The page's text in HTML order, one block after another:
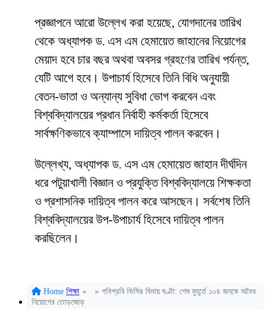
প্রজ্ঞাপনে আরো উল্লেখ করা হয়েছে, যোগদানের তারিখ
থেকে অধ্যাপক ড. এস এম হেমায়েত জাহানের নিয়োগের
মেয়াদ হবে চার বছর অথবা অবসর গ্রহণের তারিখ পর্যন্ত,
যেটি আগে হবে। উপাচার্য হিসেবে তিনি বিধি অনুযায়ী
বেতন-ভাতা ও অন্যান্য সুবিধা ভোগ করবেন এবং
বিশ্ববিদ্যালয়ের প্রধান নির্বাহী কর্মকর্তা হিসেবে
সার্বক্ষণিকভাবে ক্যাম্পাসে দায়িত্ব পালন করবেন।
উল্লেখ্য, অধ্যাপক ড. এস এম হেমায়েত জাহান দীর্ঘদিন
ধরে পটুয়াখালী বিজ্ঞান ও প্রযুক্তি বিশ্ববিদ্যালয়ে শিক্ষকতা
ও প্রশাসনিক দায়িত্ব পালন করে আসছেন। সর্বশেষ তিনি
বিশ্ববিদ্যালয়ের উপ-উপাচার্য হিসেবে দায়িত্ব পালন
করছিলেন।
Home শিক্ষা » » পবিপ্রবি ভিসির বিদায় ঘণ্টা: শেষ মুহূর্তে ১০৪ জনকে অবৈধ
নিয়োগের তোড়জোড়